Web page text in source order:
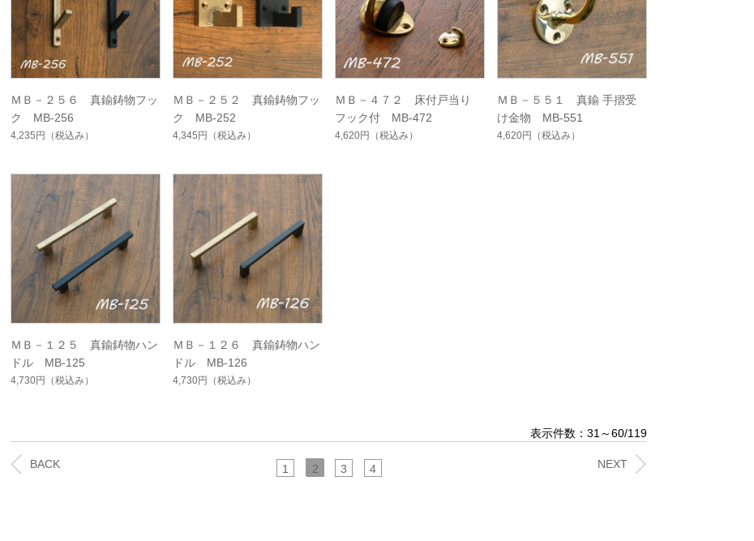
ＭＢ－２５６ 真鍮鋳物フッ
ク MB-256
4,235円 （税込み）
ＭＢ－２５２ 真鍮鋳物フッ
ク MB-252
4,345円 （税込み）
ＭＢ－４７２ 床付戸当り
フック付 MB-472
4,620円 （税込み）
ＭＢ－５５１ 真鍮 手摺受
け金物 MB-551
4,620円 （税込み）
ＭＢ－１２５ 真鍮鋳物ハン
ドル MB-125
4,730円 （税込み）
ＭＢ－１２６ 真鍮鋳物ハン
ドル MB-126
4,730円 （税込み）
表示件数：31～60/119
BACK NEXT
1 2 3 4